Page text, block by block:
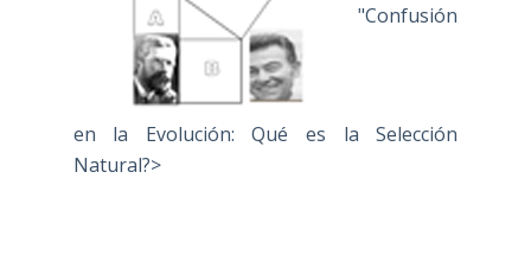
"Confusión
en la Evolución: Qué es la Selección
Natural?>